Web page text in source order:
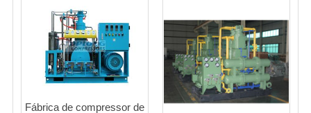
Fábrica de compressor de